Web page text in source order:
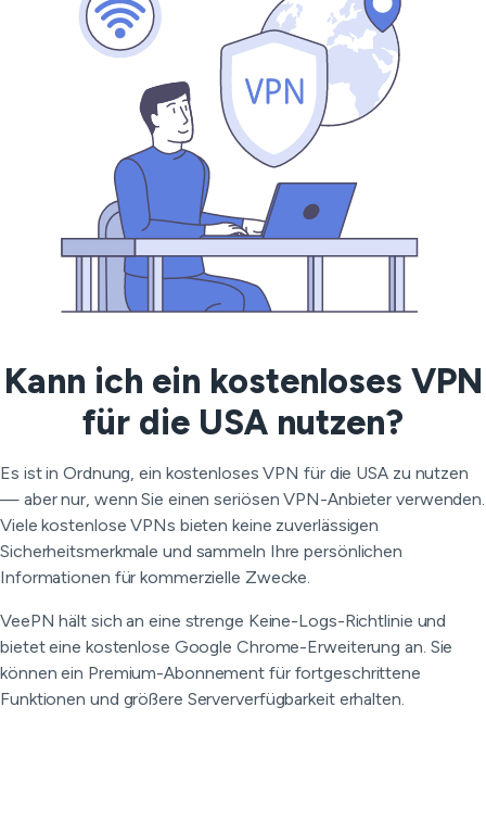
Kann ich ein kostenloses VPN
für die USA nutzen?
Es ist in Ordnung, ein kostenloses VPN für die USA zu nutzen
— aber nur, wenn Sie einen seriösen VPN-Anbieter verwenden.
Viele kostenlose VPNs bieten keine zuverlässigen
Sicherheitsmerkmale und sammeln Ihre persönlichen
Informationen für kommerzielle Zwecke.
VeePN hält sich an eine strenge Keine-Logs-Richtlinie und
bietet eine kostenlose Google Chrome-Erweiterung an. Sie
können ein Premium-Abonnement für fortgeschrittene
Funktionen und größere Serververfügbarkeit erhalten.